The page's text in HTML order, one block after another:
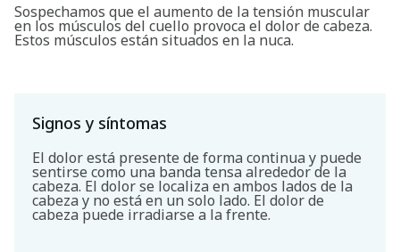
Sospechamos que el aumento de la tensión muscular
en los músculos del cuello provoca el dolor de cabeza.
Estos músculos están situados en la nuca.
Signos y síntomas
El dolor está presente de forma continua y puede
sentirse como una banda tensa alrededor de la
cabeza. El dolor se localiza en ambos lados de la
cabeza y no está en un solo lado. El dolor de
cabeza puede irradiarse a la frente.